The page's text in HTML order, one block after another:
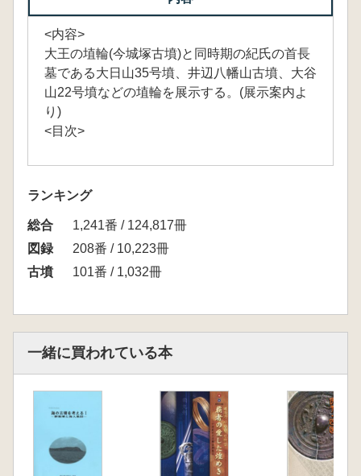
<内容>
大王の埴輪(今城塚古墳)と同時期の紀氏の首長
墓である大日山35号墳、井辺八幡山古墳、大谷
山22号墳などの埴輪を展示する。(展示案内よ
り)
<目次>
ランキング
総合
1,241番 / 124,817冊
図録
208番 / 10,223冊
古墳
101番 / 1,032冊
一緒に買われている本